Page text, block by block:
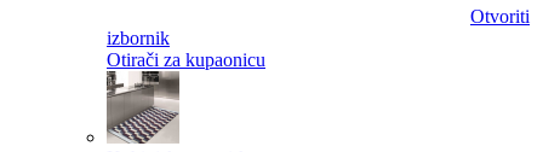
Otvoriti
izbornik
Otirači za kupaonicu